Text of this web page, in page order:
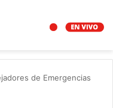
de Emergencias